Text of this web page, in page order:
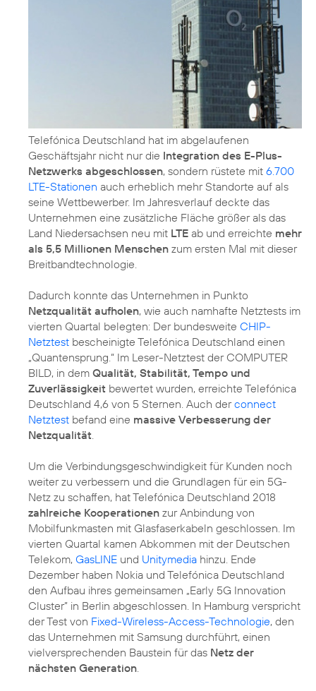
Telefónica Deutschland hat im abgelaufenen
Geschäftsjahr nicht nur die Integration des E-Plus-
Netzwerks abgeschlossen, sondern rüstete mit 6.700
LTE-Stationen auch erheblich mehr Standorte auf als
seine Wettbewerber. Im Jahresverlauf deckte das
Unternehmen eine zusätzliche Fläche größer als das
Land Niedersachsen neu mit LTE ab und erreichte mehr
als 5,5 Millionen Menschen zum ersten Mal mit dieser
Breitbandtechnologie.
Dadurch konnte das Unternehmen in Punkto
Netzqualität aufholen, wie auch namhafte Netztests im
vierten Quartal belegten: Der bundesweite CHIP-
Netztest bescheinigte Telefónica Deutschland einen
„Quantensprung.“ Im Leser-Netztest der COMPUTER
BILD, in dem Qualität, Stabilität, Tempo und
Zuverlässigkeit bewertet wurden, erreichte Telefónica
Deutschland 4,6 von 5 Sternen. Auch derconnect
Netztest befand eine massive Verbesserung der
Netzqualität.
Um die Verbindungsgeschwindigkeit für Kunden noch
weiter zu verbessern und die Grundlagen für ein 5G-
Netz zu schaffen, hat Telefónica Deutschland 2018
zahlreiche Kooperationen zur Anbindung von
Mobilfunkmasten mit Glasfaserkabeln geschlossen. Im
vierten Quartal kamen Abkommen mit der Deutschen
Telekom, GasLINE und Unitymedia hinzu. Ende
Dezember haben Nokia und Telefónica Deutschland
den Aufbau ihres gemeinsamen „Early 5G Innovation
Cluster” in Berlin abgeschlossen. In Hamburg verspricht
der Test von Fixed-Wireless-Access-Technologie, den
das Unternehmen mit Samsung durchführt, einen
vielversprechenden Baustein für das Netz der
nächsten Generation.